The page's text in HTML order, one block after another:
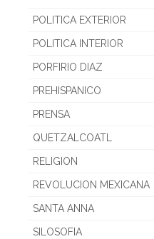
POLITICA EXTERIOR
POLITICA INTERIOR
PORFIRIO DIAZ
PREHISPANICO
PRENSA
QUETZALCOATL
RELIGION
REVOLUCION MEXICANA
SANTA ANNA
SILOSOFIA